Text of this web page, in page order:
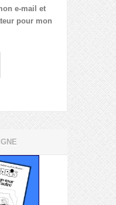
e-mail et
pour mon